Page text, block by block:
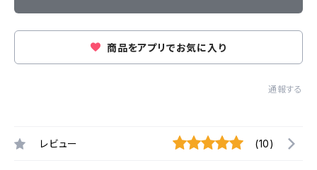
商品をアプリでお気に入り
通報する
レビュー (10)